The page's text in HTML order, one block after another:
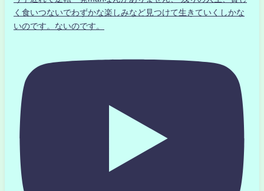
く食いつないでわずかな楽しみなど見つけて生きていくしかな
いのです。ないのです。